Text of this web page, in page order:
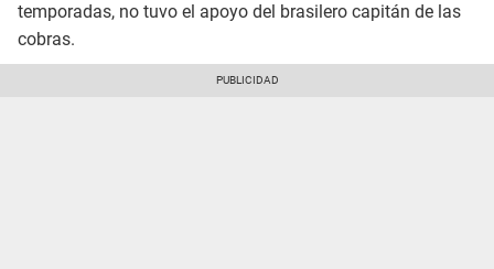
temporadas, no tuvo el apoyo del brasilero capitán de las
cobras.